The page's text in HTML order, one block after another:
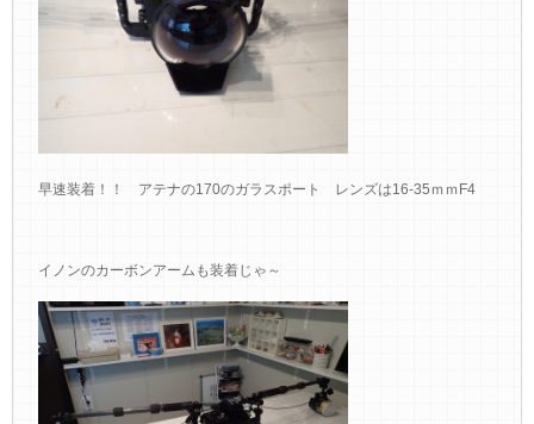
早速装着！！ アテナの170のガラスポート レンズは16-35ｍｍF4
イノンのカーボンアームも装着じゃ～